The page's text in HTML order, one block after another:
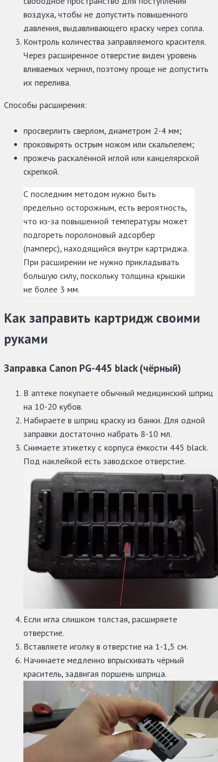
воздуха, чтобы не допустить повышенного
давления, выдавливающего краску через сопла.
Контроль количества заправляемого красителя.
Через расширенное отверстие виден уровень
вливаемых чернил, поэтому проще не допустить
их перелива.
Способы расширения:
просверлить сверлом, диаметром 2-4 мм;
проковырять острым ножом или скальпелем;
прожечь раскалённой иглой или канцелярской
скрепкой.
С последним методом нужно быть
предельно осторожным, есть вероятность,
что из-за повышенной температуры может
подгореть поролоновый адсорбер
(памперс), находящийся внутри картриджа.
При расширении не нужно прикладывать
большую силу, поскольку толщина крышки
не более 3 мм.
Как заправить картридж своими
руками
Заправка Canon PG-445 black (чёрный)
В аптеке покупаете обычный медицинский шприц
на 10-20 кубов.
Набираете в шприц краску из банки. Для одной
заправки достаточно набрать 8-10 мл.
Снимаете этикетку с корпуса ёмкости 445 black.
Под наклейкой есть заводское отверстие.
Если игла слишком толстая, расширяете
отверстие.
Вставляете иголку в отверстие на 1-1,5 см.
Начинаете медленно впрыскивать чёрный
краситель, задвигая поршень шприца.